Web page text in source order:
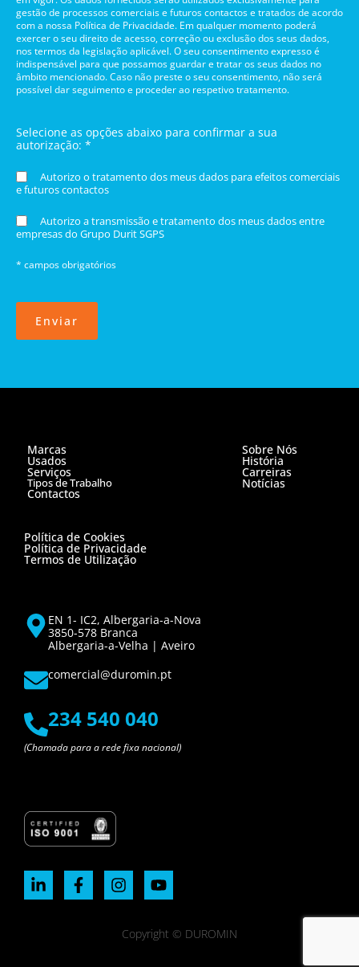
gestão de processos comerciais e futuros contactos e tratados de acordo
com a nossa Política de Privacidade. Em qualquer momento poderá
exercer o seu direito de acesso, correção ou exclusão dos seus dados,
nos termos da legislação aplicável. O seu consentimento expresso é
indispensável para que possamos guardar e tratar os seus dados no
âmbito mencionado. Caso não preste o seu consentimento, não será
possível dar seguimento e proceder ao respetivo tratamento.
Selecione as opções abaixo para confirmar a sua
autorização: *
Autorizo o tratamento dos meus dados para efeitos comerciais
e futuros contactos
Autorizo a transmissão e tratamento dos meus dados entre
empresas do Grupo Durit SGPS
* campos obrigatórios
Enviar
Marcas
Usados
Serviços
Tipos de Trabalho
Contactos
Sobre Nós
História
Carreiras
Notícias
Política de Cookies
Política de Privacidade
Termos de Utilização
EN 1- IC2, Albergaria-a-Nova
3850-578 Branca
Albergaria-a-Velha | Aveiro
comercial@duromin.pt
234 540 040
(Chamada para a rede fixa nacional)
Copyright © DUROMIN